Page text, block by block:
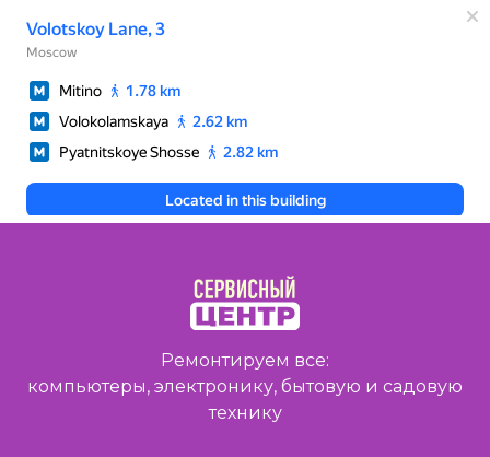
Ремонтируем все:
компьютеры, электронику, бытовую и садовую
технику